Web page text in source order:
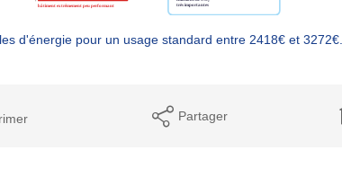
d'énergie pour un usage standard entre 2418€ et
Partager